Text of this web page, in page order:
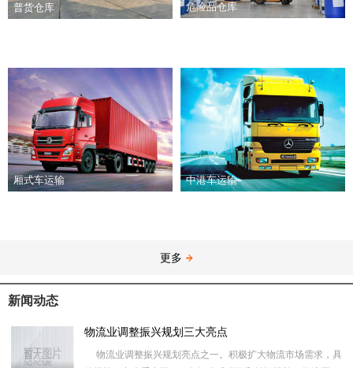
普货仓库 危险品仓库
厢式车运输 中港车运输
更多
新闻动态
物流业调整振兴规划三大亮点
物流业调整振兴规划亮点之一。积极扩大物流市场需求，具